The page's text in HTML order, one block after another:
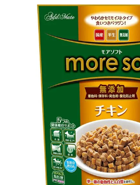
ベッド・ハウス・マット
食器・給水器
しつけ用品
サークル・ケージ・タワー
防虫用品
穀物不使用のグレインフリー
引っ張って遊ぶ
またたび・元気草
ダイエット中にオススメ
オンラインショップ利用規約